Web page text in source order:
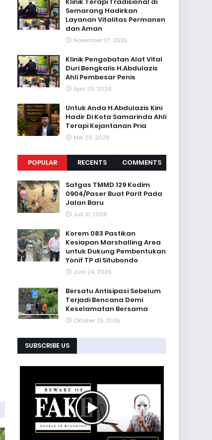
Semarang Hadirkan
Layanan Vitalitas Permanen
dan Aman
November 07, 2025
Klinik Pengobatan Alat Vital
Duri Bengkalis H.Abdulazis
Ahli Pembesar Penis
April 29, 2026
Untuk Anda H.Abdulazis Kini
Hadir Di Kota Samarinda Ahli
Terapi Kejantanan Pria
Mei 29, 2026
POPULAR RECENTS COMMENTS
Satgas TMMD 129 Kodim
0904/Paser Buat Parit Pada
Jalan Baru
Juli 31, 2026
Korem 083 Pastikan
Kesiapan Marshalling Area
untuk Dukung Pembentukan
Yonif TP di Situbondo
Juni 24, 2026
Bersatu Antisipasi Sebelum
Terjadi Bencana Demi
Keselamatan Bersama ‎
Oktober 25, 2025
SUBSCRIBE US